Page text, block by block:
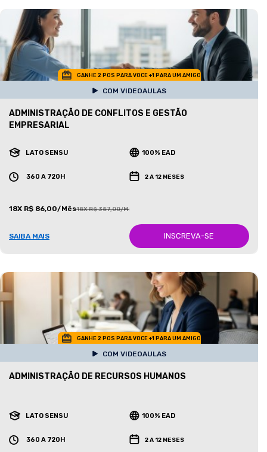
GANHE 2 POS PARA VOCE +1 PARA UM AMIGO
COM VIDEOAULAS
ADMINISTRAÇÃO DE CONFLITOS E GESTÃO
EMPRESARIAL
LATO SENSU 100% EAD
360 A 720H 2 A 12 MESES
18X R$ 86,00/Mês18X R$ 387,00/Mês
SAIBA MAIS INSCREVA-SE
GANHE 2 POS PARA VOCE +1 PARA UM AMIGO
COM VIDEOAULAS
ADMINISTRAÇÃO DE RECURSOS HUMANOS
LATO SENSU 100% EAD
360 A 720H 2 A 12 MESES